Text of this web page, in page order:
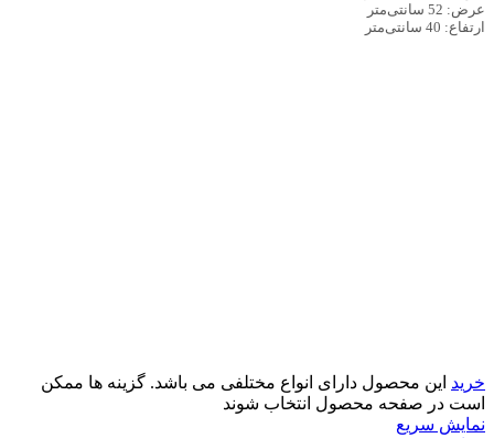
عرض: 52 سانتی‌متر
ارتفاع: 40 سانتی‌متر
خرید این محصول دارای انواع مختلفی می باشد. گزینه ها ممکن
است در صفحه محصول انتخاب شوند
نمایش سریع